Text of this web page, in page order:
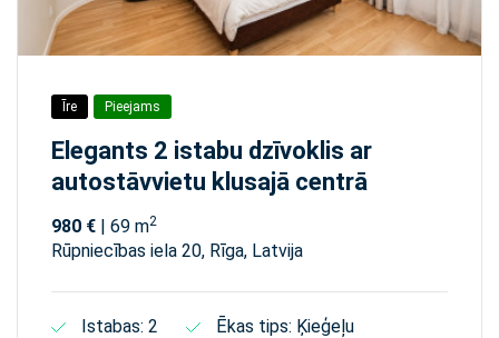
Īre Pieejams
Elegants 2 istabu dzīvoklis ar
autostāvvietu klusajā centrā
980 € | 69 m2
Rūpniecības iela 20, Rīga, Latvija
Istabas: 2
Ēkas tips: Ķieģeļu